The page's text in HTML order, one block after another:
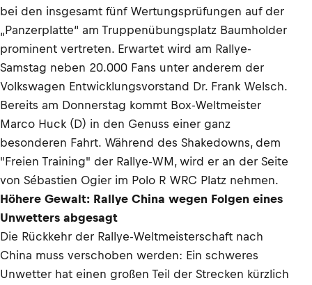
bei den insgesamt fünf Wertungsprüfungen auf der
„Panzerplatte“ am Truppenübungsplatz Baumholder
prominent vertreten. Erwartet wird am Rallye-
Samstag neben 20.000 Fans unter anderem der
Volkswagen Entwicklungsvorstand Dr. Frank Welsch.
Bereits am Donnerstag kommt Box-Weltmeister
Marco Huck (D) in den Genuss einer ganz
besonderen Fahrt. Während des Shakedowns, dem
"Freien Training" der Rallye-WM, wird er an der Seite
von Sébastien Ogier im Polo R WRC Platz nehmen.
Höhere Gewalt: Rallye China wegen Folgen eines
Unwetters abgesagt
Die Rückkehr der Rallye-Weltmeisterschaft nach
China muss verschoben werden: Ein schweres
Unwetter hat einen großen Teil der Strecken kürzlich